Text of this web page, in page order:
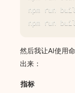
npm run
然后我让AI使用
出来：
指标